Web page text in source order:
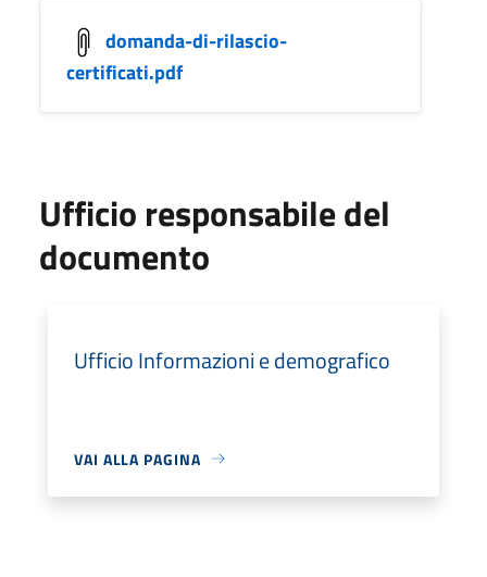
domanda-di-rilascio-
certificati.pdf
Ufficio responsabile del
documento
Ufficio Informazioni e demografico
VAI ALLA PAGINA